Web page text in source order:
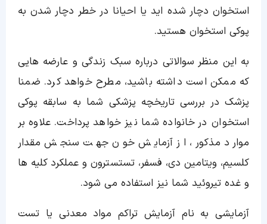
استخوان دچار شده اید یا احیانا در خطر دچار شدن به
پوکی استخوان هستید.
به این منظر سوالاتی درباره سبک زندگی و عارضه هایی
که ممکن است داشته باشید، مطرح خواهد کرد. ضمنا
پزشک در بررسی تاریخچه پزشکی شما به سابقه پوکی
استخوان در خانواده شما نیز خواهد پرداخت. علاوه بر
موارد مذکور، از آزمایش خون جهت سنجش مقدار
کلسیم، ویتامین دی، فسفر، تستسترون و عملکرد کلیه ها
و غده تیروئید شما نیز استفاده می شود.
آزمایشی به نام آزمایش تراکم مواد معدنی یا تست